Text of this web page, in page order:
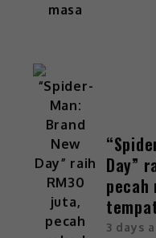
Day”
pecah
3 days